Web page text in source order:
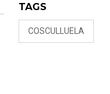
TAGS
COSCULLUELA